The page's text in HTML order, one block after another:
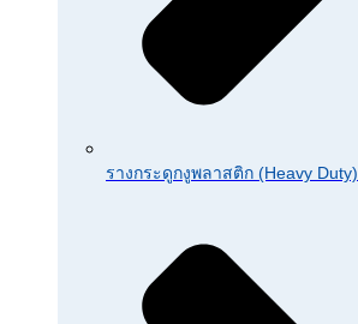
รางกระดูกงูพลาสติก (Heavy Duty)